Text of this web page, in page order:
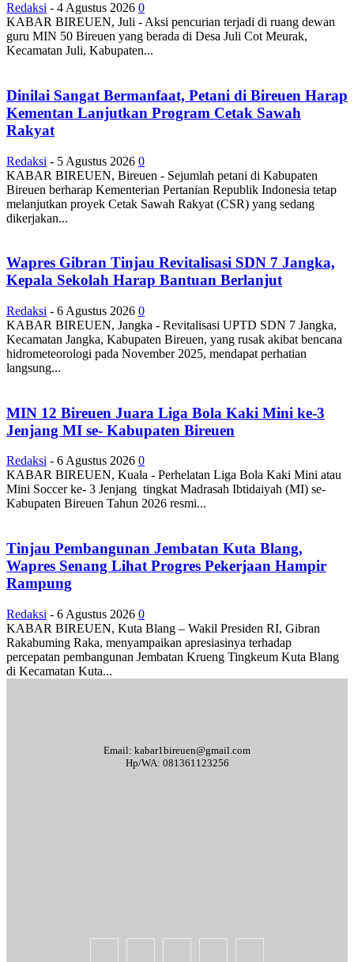
Redaksi - 4 Agustus 2026 0
KABAR BIREUEN, Juli - Aksi pencurian terjadi di ruang dewan
guru MIN 50 Bireuen yang berada di Desa Juli Cot Meurak,
Kecamatan Juli, Kabupaten...
Dinilai Sangat Bermanfaat, Petani di Bireuen Harap
Kementan Lanjutkan Program Cetak Sawah
Rakyat
Redaksi - 5 Agustus 2026 0
KABAR BIREUEN, Bireuen - Sejumlah petani di Kabupaten
Bireuen berharap Kementerian Pertanian Republik Indonesia tetap
melanjutkan proyek Cetak Sawah Rakyat (CSR) yang sedang
dikerjakan...
Wapres Gibran Tinjau Revitalisasi SDN 7 Jangka,
Kepala Sekolah Harap Bantuan Berlanjut
Redaksi - 6 Agustus 2026 0
KABAR BIREUEN, Jangka - Revitalisasi UPTD SDN 7 Jangka,
Kecamatan Jangka, Kabupaten Bireuen, yang rusak akibat bencana
hidrometeorologi pada November 2025, mendapat perhatian
langsung...
MIN 12 Bireuen Juara Liga Bola Kaki Mini ke-3
Jenjang MI se- Kabupaten Bireuen
Redaksi - 6 Agustus 2026 0
KABAR BIREUEN, Kuala - Perhelatan Liga Bola Kaki Mini atau
Mini Soccer ke- 3 Jenjang tingkat Madrasah Ibtidaiyah (MI) se-
Kabupaten Bireuen Tahun 2026 resmi...
Tinjau Pembangunan Jembatan Kuta Blang,
Wapres Senang Lihat Progres Pekerjaan Hampir
Rampung
Redaksi - 6 Agustus 2026 0
KABAR BIREUEN, Kuta Blang – Wakil Presiden RI, Gibran
Rakabuming Raka, menyampaikan apresiasinya terhadap
percepatan pembangunan Jembatan Krueng Tingkeum Kuta Blang
di Kecamatan Kuta...
Email: kabar1bireuen@gmail.com
Hp/WA: 081361123256